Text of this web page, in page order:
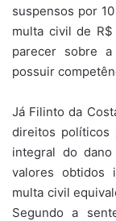
suspensos por
multa civil de
parecer sobre a
possuir
Já Filinto da
direitos políticos
integral do
valores obtidos
multa civil
Segundo a